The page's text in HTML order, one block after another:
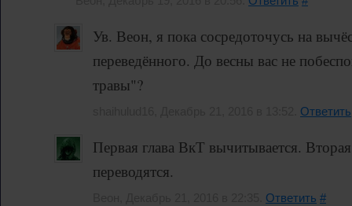
Ув. Веон, я пока сосредоточусь на
переведённого. До весны вас не
травы"?
Ответить
Первая глава ВкТ вычитывается.
переводятся.
Ответить #